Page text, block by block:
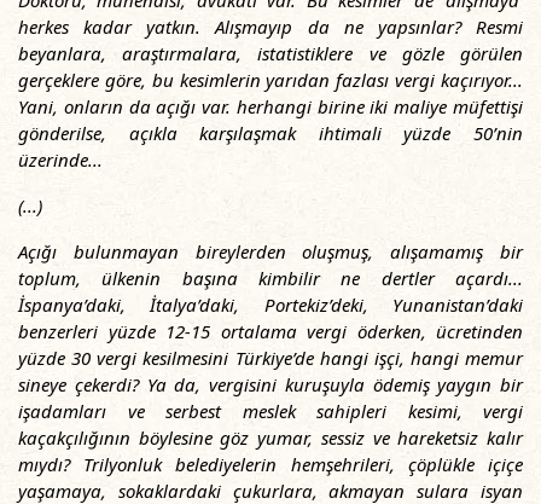
herkes kadar yatkın. Alışmayıp da ne yapsınlar? Resmi
beyanlara, araştırmalara, istatistiklere ve gözle görülen
gerçeklere göre, bu kesimlerin yarıdan fazlası vergi kaçırıyor...
Yani, onların da açığı var. herhangi birine iki maliye müfettişi
gönderilse, açıkla karşılaşmak ihtimali yüzde 50’nin
üzerinde...
(...)
Açığı bulunmayan bireylerden oluşmuş, alışamamış bir
toplum, ülkenin başına kimbilir ne dertler açardı...
İspanya’daki, İtalya’daki, Portekiz’deki, Yunanistan’daki
benzerleri yüzde 12-15 ortalama vergi öderken, ücretinden
yüzde 30 vergi kesilmesini Türkiye’de hangi işçi, hangi memur
sineye çekerdi? Ya da, vergisini kuruşuyla ödemiş yaygın bir
işadamları ve serbest meslek sahipleri kesimi, vergi
kaçakçılığının böylesine göz yumar, sessiz ve hareketsiz kalır
mıydı? Trilyonluk belediyelerin hemşehrileri, çöplükle içiçe
yaşamaya, sokaklardaki çukurlara, akmayan sulara isyan